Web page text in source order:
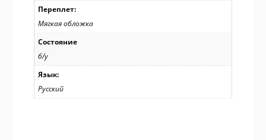
Переплет:
Мягкая обложка
Состояние
б/у
Язык:
Русский